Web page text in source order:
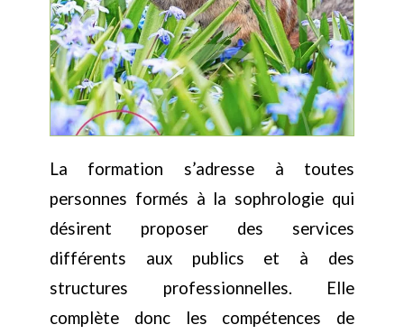
La formation s’adresse à toutes
personnes formés à la sophrologie qui
désirent proposer des services
différents aux publics et à des
structures professionnelles. Elle
complète donc les compétences de